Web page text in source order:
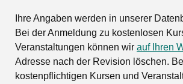
Ihre Angaben werden in unserer
Bei der Anmeldung zu kostenlosen
Veranstaltungen können wir auf Ihren
Adresse nach der Revision löschen.
kostenpflichtigen Kursen und